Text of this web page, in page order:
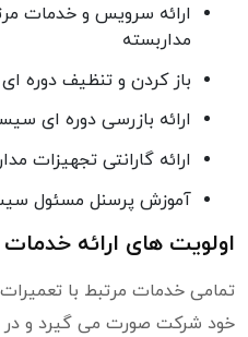
ارائه سرویس و خدمات
مداربسته
باز کردن و تنظیف دوره
ارائه بازرسی دوره ای
ارائه گارانتی تجهیزات
آموزش پرسنل مسئول
اولویت های ارائه خدمات
تمامی خدمات مرتبط با
خود شرکت صورت می گیرد و در